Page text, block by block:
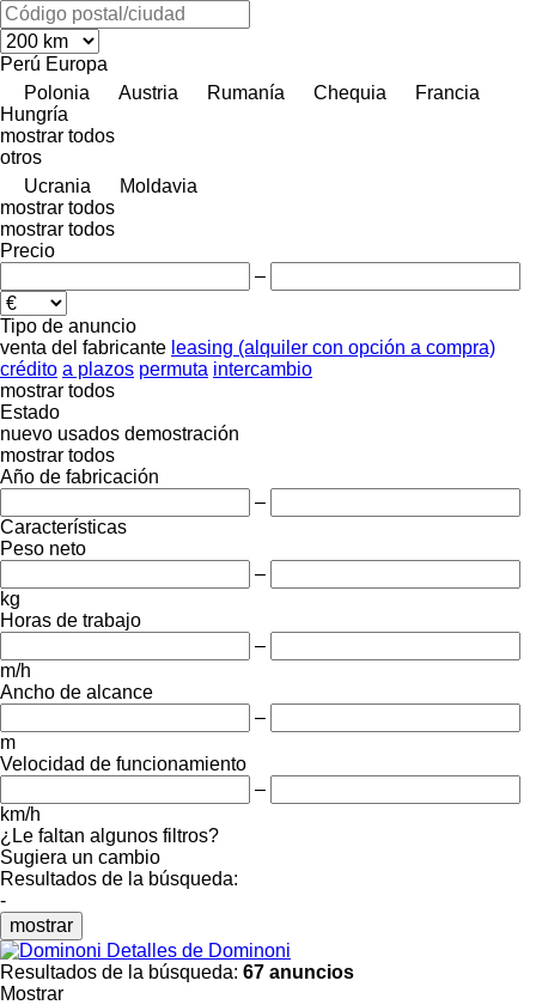
Perú Europa
Polonia
Austria Rumanía Chequia
Francia
Hungría
mostrar todos
otros
Ucrania
Moldavia
mostrar todos
mostrar todos
Precio
–
Tipo de anuncio
venta del fabricante leasing (alquiler con opción a compra)
crédito a plazos permuta intercambio
mostrar todos
Estado
nuevo usados demostración
mostrar todos
Año de fabricación
–
Características
Peso neto
–
kg
Horas de trabajo
–
m/h
Ancho de alcance
–
m
Velocidad de funcionamiento
–
km/h
¿Le faltan algunos filtros?
Sugiera un cambio
Resultados de la búsqueda:
-
mostrar
Detalles de Dominoni
Resultados de la búsqueda: 67 anuncios
Mostrar